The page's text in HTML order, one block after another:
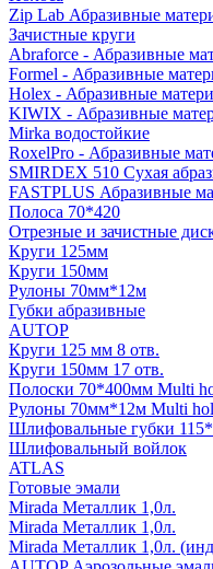
Zip Lab Абразивные
Зачистные круги
Abraforce - Абразивные
Formel - Абразивные
Holex - Абразивные
KIWIX - Абразивные
Mirka водостойкие
RoxelPro - Абразивные
SMIRDEX 510 Сухая
FASTPLUS Абразивные
Полоса 70*420
Отрезные и зачистные
Круги 125мм
Круги 150мм
Рулоны 70мм*12м
Губки абразивные
AUTOP
Круги 125 мм 8 отв.
Круги 150мм 17 отв.
Полоски 70*400мм Multi
Рулоны 70мм*12м Multi
Шлифовальные губки
Шлифовальный войлок
ATLAS
Готовые эмали
Mirada Металлик 1,0л.
Mirada Металлик 1,0л.
Mirada Металлик 1,0л.